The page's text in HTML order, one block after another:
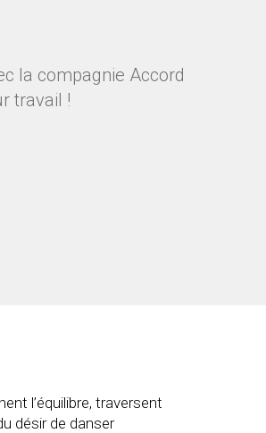
la compagnie Accord
travail !
l’équilibre, traversent
désir de danser